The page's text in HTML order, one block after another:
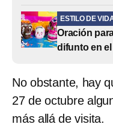
ESTILO DE
Oración
difunto en
No obstante, hay
27 de octubre
más allá de visita.